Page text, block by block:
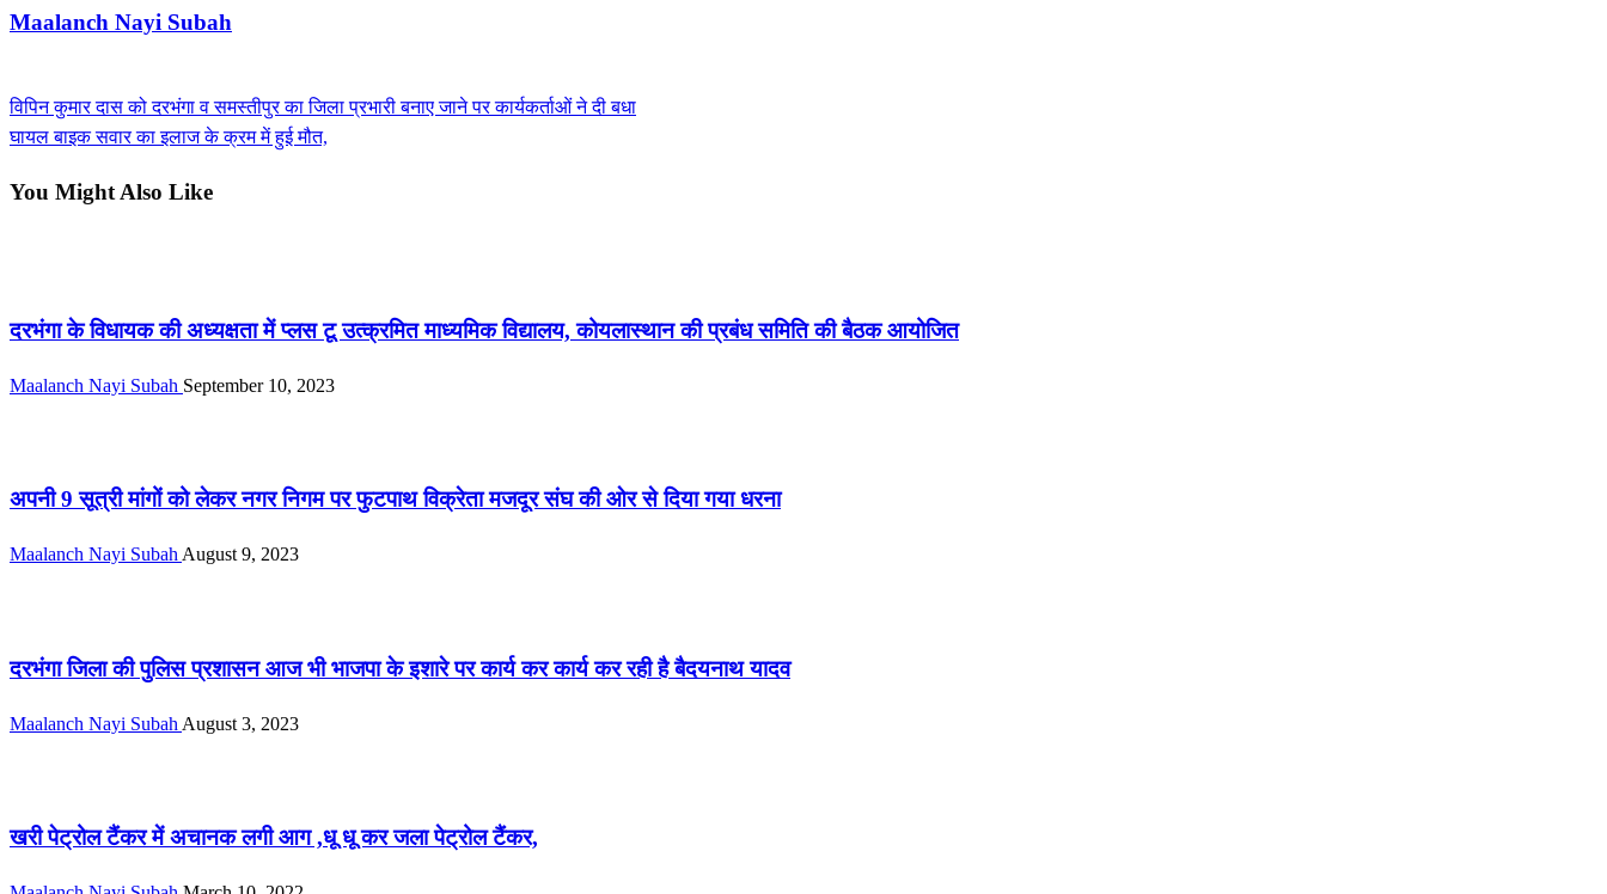
Maalanch Nayi Subah
Post
Previous
Post
विपिन कुमार दास को दरभंगा व समस्तीपुर का जिला प्रभारी बनाए जाने पर कार्यकर्ताओं ने दी बधा
Next
घायल बाइक सवार का इलाज के क्रम में हुई मौत,
You Might Also Like
दरभंगा के विधायक की अध्यक्षता में प्लस टू उत्क्रमित माध्यमिक विद्यालय, कोयलास्थान की प्रबंध समिति की बैठक आयोजित
Maalanch Nayi Subah September 10, 2023
अपनी 9 सूत्री मांगों को लेकर नगर निगम पर फुटपाथ विक्रेता मजदूर संघ की ओर से दिया गया धरना
Maalanch Nayi Subah August 9, 2023
दरभंगा जिला की पुलिस प्रशासन आज भी भाजपा के इशारे पर कार्य कर कार्य कर रही है बैदयनाथ यादव
Maalanch Nayi Subah August 3, 2023
खरी पेट्रोल टैंकर में अचानक लगी आग ,धू धू कर जला पेट्रोल टैंकर,